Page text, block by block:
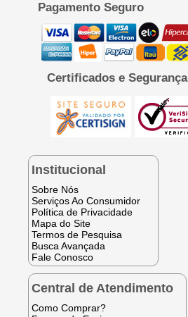
Pagamento Seguro
Certificados e Segurança
Institucional
Sobre Nós
Serviços Ao Consumidor
Política de Privacidade
Mapa do Site
Termos de Pesquisa
Busca Avançada
Fale Conosco
Central de Atendimento
Como Comprar?